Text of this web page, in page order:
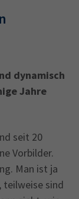
dynamisch
Jahre
seit 20
Vorbilder.
Man ist ja
teilweise sind